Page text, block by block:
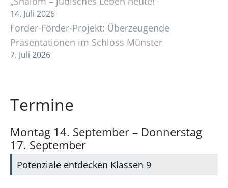
14. Juli 2026
Forder-Förder-Projekt: Überzeugende
Präsentationen im Schloss Münster
7. Juli 2026
Termine
Montag 14. September – Donnerstag
17. September
Potenziale entdecken Klassen 9